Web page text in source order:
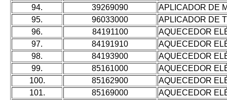
94.
39269090
APLICADOR DE
95.
96033000
APLICADOR DE
96.
84191100
AQUECEDOR
97.
84191910
AQUECEDOR
98.
84193900
AQUECEDOR
99.
85161000
AQUECEDOR
100.
85162900
AQUECEDOR
101.
85169000
AQUECEDOR